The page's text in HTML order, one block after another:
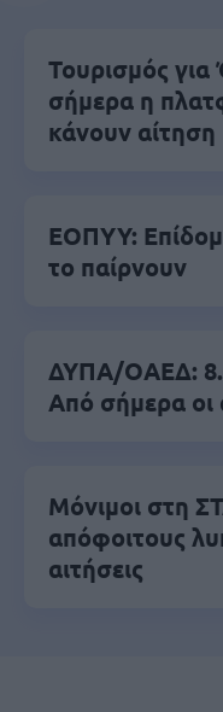
Τουρισμός για
σήμερα η
κάνουν αίτηση
ΕΟΠΥΥ:
το παίρνουν
ΔΥΠΑ/ΟΑΕΔ:
Από σήμερα οι
Μόνιμοι στη
απόφοιτους
αιτήσεις